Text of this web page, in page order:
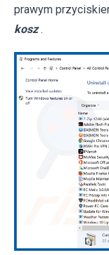
prawym
kosz .